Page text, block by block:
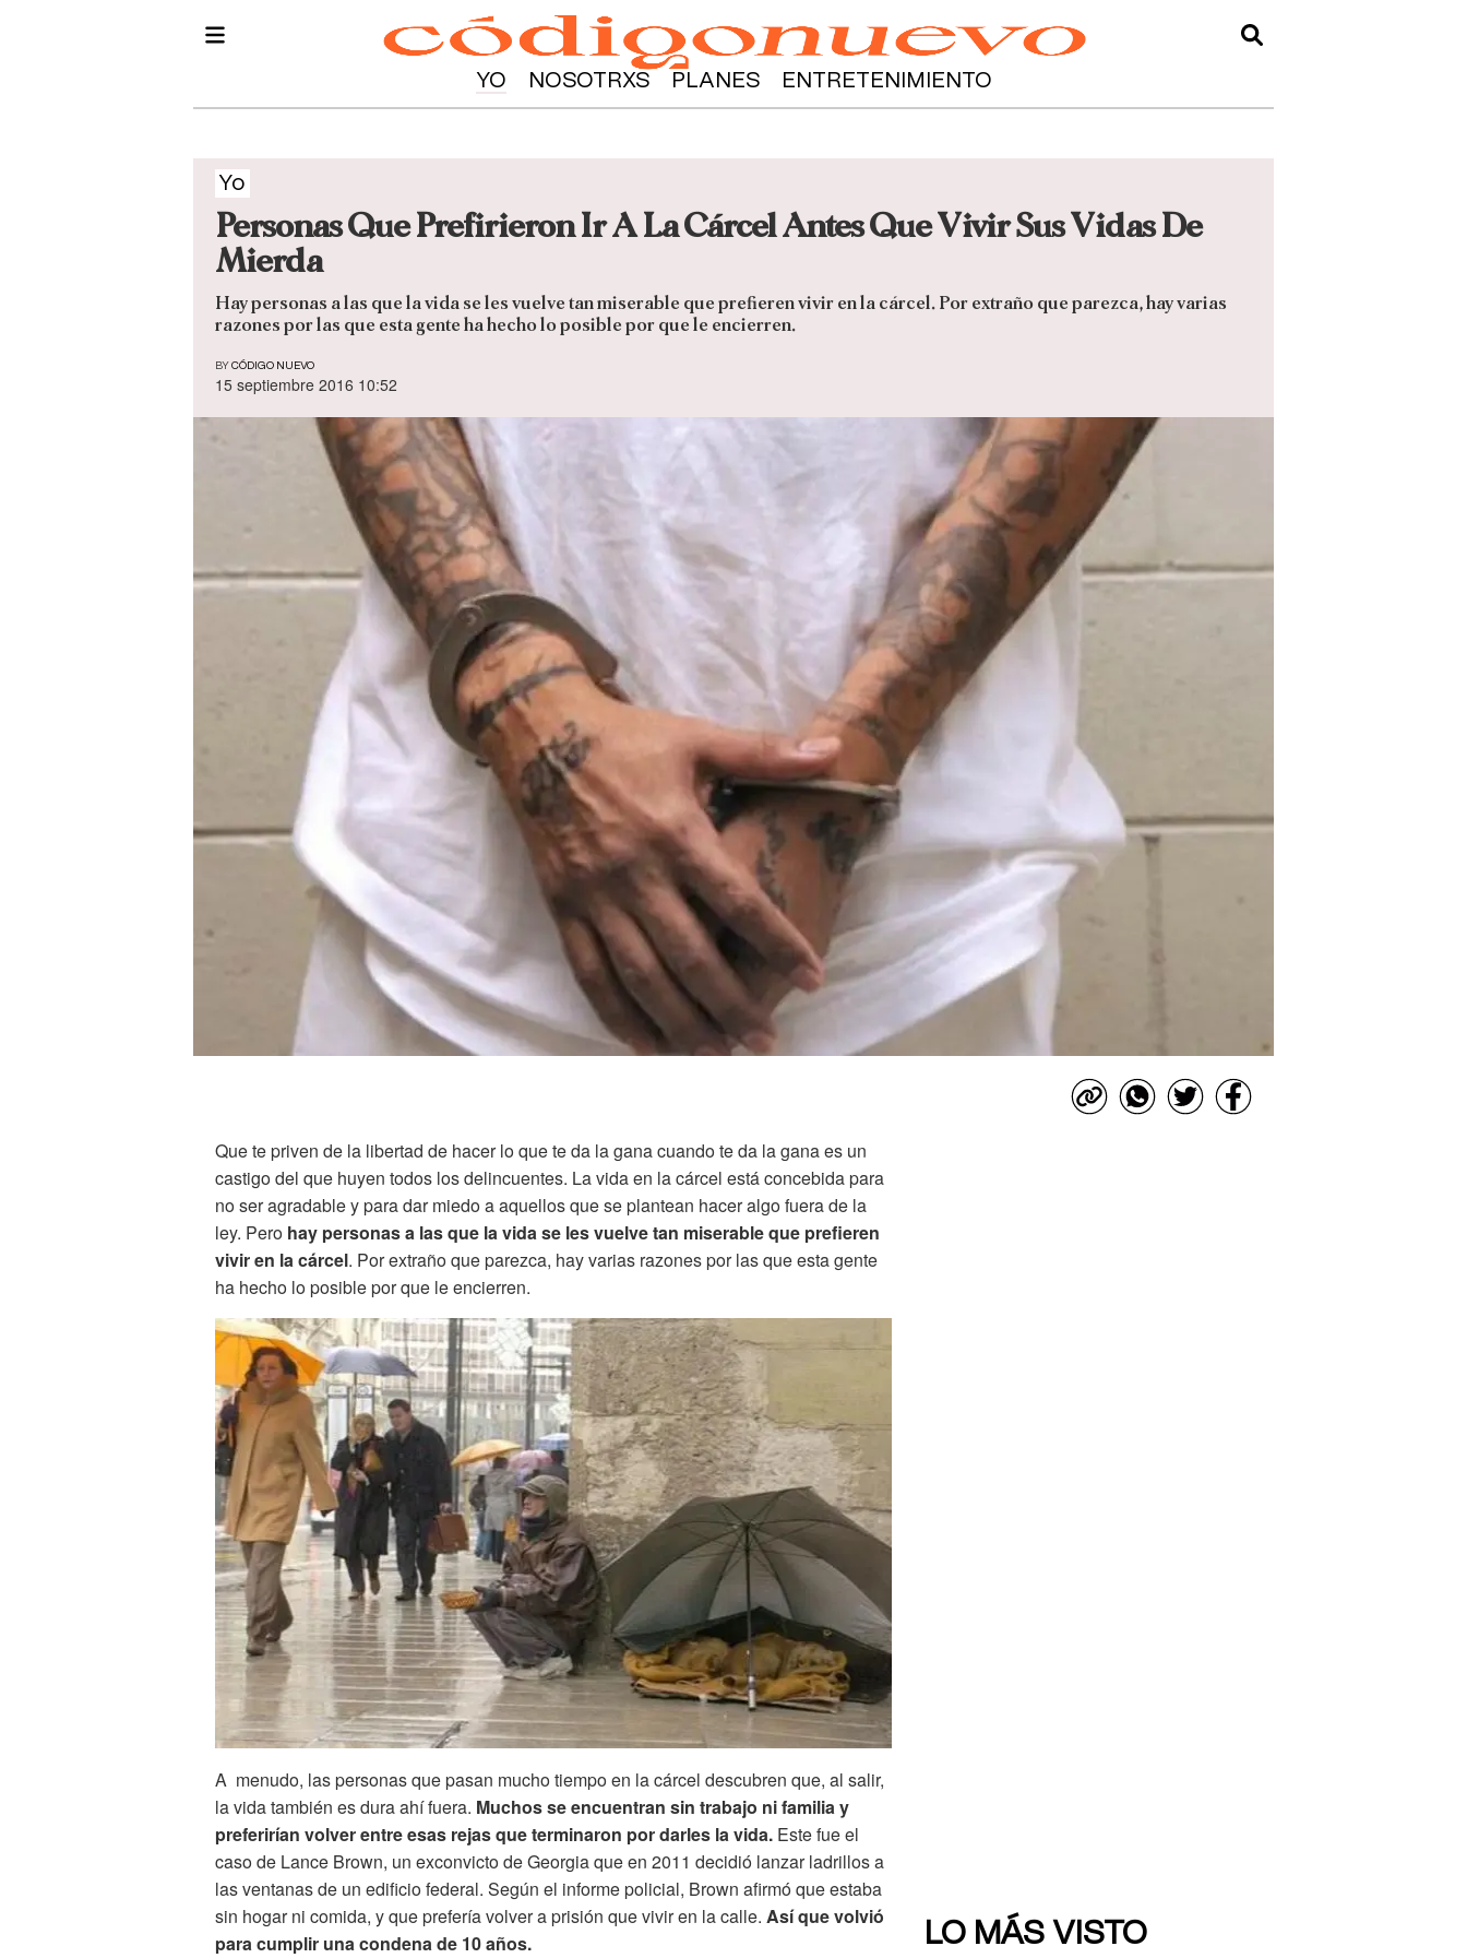
YO NOSOTRXS PLANES ENTRETENIMIENTO
Yo
Personas Que Prefirieron Ir A La Cárcel Antes Que Vivir Sus Vidas De
Mierda
Hay personas a las que la vida se les vuelve tan miserable que prefieren vivir en la cárcel. Por extraño que parezca, hay varias
razones por las que esta gente ha hecho lo posible por que le encierren.
BY CÓDIGO NUEVO
15 septiembre 2016 10:52
Que te priven de la libertad de hacer lo que te da la gana cuando te da la gana es un
castigo del que huyen todos los delincuentes. La vida en la cárcel está concebida para
no ser agradable y para dar miedo a aquellos que se plantean hacer algo fuera de la
ley. Pero hay personas a las que la vida se les vuelve tan miserable que prefieren
vivir en la cárcel. Por extraño que parezca, hay varias razones por las que esta gente
ha hecho lo posible por que le encierren.
A menudo, las personas que pasan mucho tiempo en la cárcel descubren que, al salir,
la vida también es dura ahí fuera. Muchos se encuentran sin trabajo ni familia y
preferirían volver entre esas rejas que terminaron por darles la vida. Este fue el
caso de Lance Brown, un exconvicto de Georgia que en 2011 decidió lanzar ladrillos a
las ventanas de un edificio federal. Según el informe policial, Brown afirmó que estaba
sin hogar ni comida, y que prefería volver a prisión que vivir en la calle. Así que volvió
para cumplir una condena de 10 años.
LO MÁS VISTO